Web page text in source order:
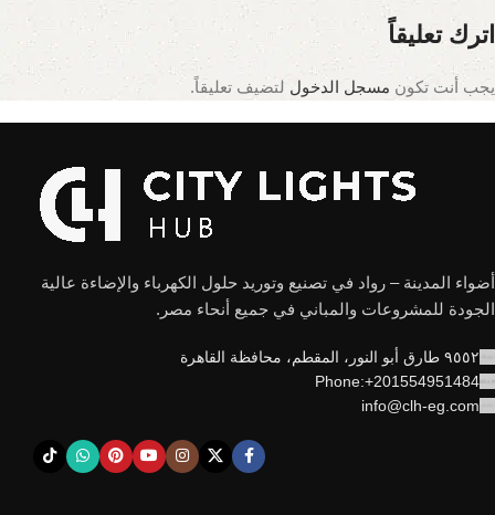
اترك تعليقاً
يجب أنت تكون مسجل الدخول لتضيف تعليقاً.
أضواء المدينة – رواد في تصنيع وتوريد حلول الكهرباء والإضاءة عالية
الجودة للمشروعات والمباني في جميع أنحاء مصر.
٩٥٥٢ طارق أبو النور، المقطم، محافظة القاهرة
Phone:+201554951484
info@clh-eg.com